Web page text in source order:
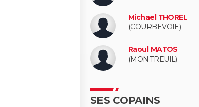
Michael THOREL
(COURBEVOIE)
Raoul MATOS
(MONTREUIL)
SES COPAINS